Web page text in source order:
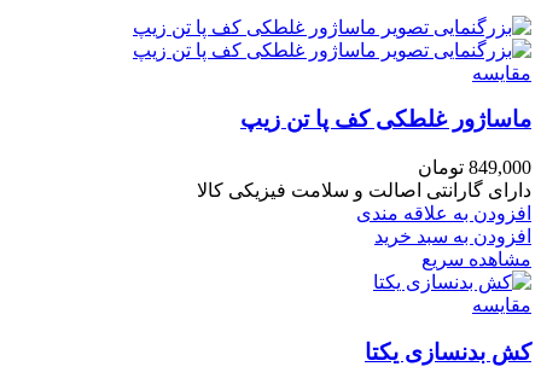
مقایسه
ماساژور غلطکی کف پا تن زیپ
849,000 تومان
دارای گارانتی اصالت و سلامت فیزیکی کالا
افزودن به علاقه مندی
افزودن به سبد خرید
مشاهده سریع
مقایسه
کش بدنسازی یکتا